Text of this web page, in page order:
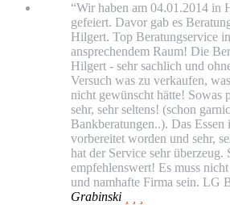
“Wir haben am 04.01.2014 in
gefeiert. Davor gab es
Hilgert. Top Beratungservice
ansprechendem Raum! Die
Hilgert - sehr sachlich und
Versuch was zu verkaufen,
nicht gewünscht hätte! Sowas
sehr, sehr seltens! (schon
Bankberatungen..). Das Essen
vorbereitet worden und sehr,
hat der Service sehr
empfehlenswert! Es muss
und namhafte Firma sein. LG
Grabinski